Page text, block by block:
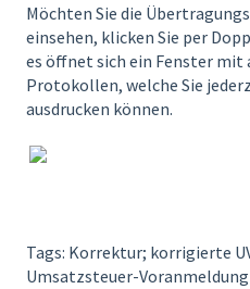
Möchten Sie die
einsehen, klicken Sie per
es öffnet sich ein Fenster
Protokollen, welche Sie
ausdrucken können.
Tags: Korrektur; korrigierte
Umsatzsteuer-Voranmeldung